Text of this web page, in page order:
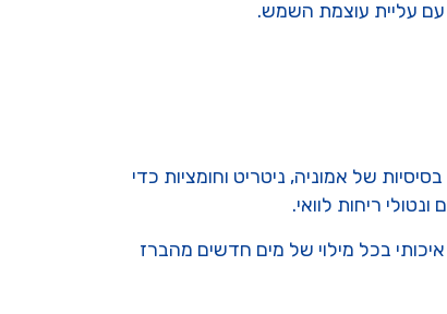
של אמוניה, ניטריט וחומציות כדי
ריחות לוואי.
כלור איכותי בכל מילוי של מים חדשים מהברז